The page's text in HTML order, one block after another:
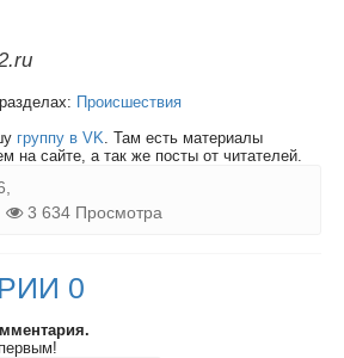
Происшествия
группу в VK. Там есть материалы
на сайте, а так же посты от читателей.
3 634 Просмотра
0